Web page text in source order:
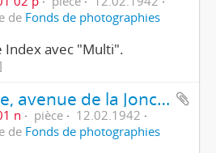
de Fonds de photographies
Index avec "Multi".
Genève, avenue de la Jonction : atelier de l'usine Gardy
n pièce
12.02.1942
de Fonds de photographies